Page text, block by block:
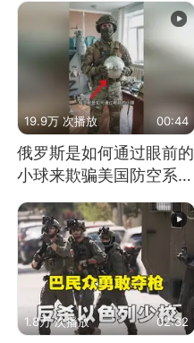
19.9万 次播放 00:44
俄罗斯是如何通过眼前的
小球来欺骗美国防空系统
的
1.8万 次播放 02:32